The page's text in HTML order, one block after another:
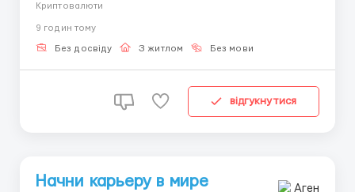
торговым сигналам на покупку/продажу. Работать
через проверенные платформы. Что получаете:
Криптовалюти
9 годин тому
Без досвіду З житлом Без мови
відгукнутися
Начни карьеру в мире